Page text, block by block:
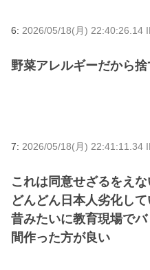
6: 2026/05/18(月) 22:40:26.14
野菜アレルギーだから
7: 2026/05/18(月) 22:41:11.34
これは同意せざるをえな
どんどん日本人劣化し
昔みたいに教育現場で
間作った方が良い